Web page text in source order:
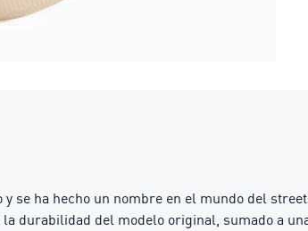
se ha hecho un nombre en el mundo del
durabilidad del modelo original, sumado a